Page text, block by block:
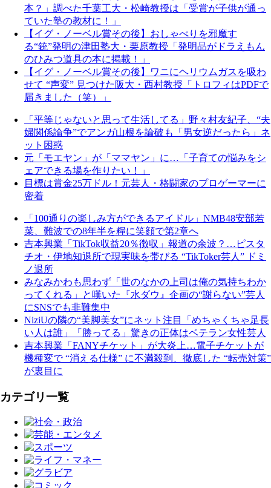
本？」調べた千葉工大・松崎教授は「受賞が子供が通っ
ていた塾の教材に！」
【イグ・ノーベル賞その後】おしゃべりを邪魔す
る“銃”発明の津田塾大・栗原教授「発明品がドラえもん
のひみつ道具の本に掲載！」
【イグ・ノーベル賞その後】ワニにヘリウムガスを吸わ
せて “声変” 見つけた阪大・西村教授「トロフィはPDFで
届きました（笑）」
「平等じゃないと思って生活してる」野々村友紀子、“夫
婦関係論争”でアンガ山根を論破も「男女逆だったら」ネ
ット困惑
元「モエヤン」が「ママヤン」に…「子育ての悩みをシ
ェアできる場を作りたい！」
目標は賞金25万ドル！元芸人・格闘家のプロゲーマーに
密着
「100通りの楽しみ方ができるアイドル」NMB48安部若
菜、難波での8年半を糧に笑顔で第2章へ
吉本興業「TikTok収益20％徴収」報道の余波？…ピスタ
チオ・伊地知退所で現実味を帯びる “TikToker芸人” ドミ
ノ退所
みなみかわも思わず「世のなかの上司は俺の気持ちわか
ってくれる」と嘆いた『水ダウ』企画の“謝らない”芸人
にSNSでも非難集中
NiziUの隣の“美脚美女”にネット注目「めちゃくちゃ足長
い人は誰」「勝ってる」驚きの正体はベテラン女性芸人
吉本興業「FANYチケット」が大炎上…電子チケットが
機種変で “消える仕様” に不満殺到、徹底した “転売対策”
が裏目に
カテゴリ一覧